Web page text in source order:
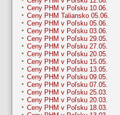
Ceny PHM v Poľsku 10.06.
Ceny PHM Taliansko 05.06.
Ceny PHM v Poľsku 05.06.
Ceny PHM v Poľsku 03.06.
Ceny PHM v Poľsku 29.05.
Ceny PHM v Poľsku 27.05.
Ceny PHM v Poľsku 20.05.
Ceny PHM v Poľsku 15.05.
Ceny PHM v Poľsku 13.05.
Ceny PHM v Poľsku 09.05.
Ceny PHM v Poľsku 07.05.
Ceny PHM v Poľsku 25.03.
Ceny PHM v Poľsku 20.03.
Ceny PHM v Poľsku 18.03.